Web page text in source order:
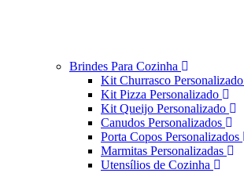
Brindes Para Cozinha
Kit Churrasco Personalizado
Kit Pizza Personalizado
Kit Queijo Personalizado
Canudos Personalizados
Porta Copos Personalizados
Marmitas Personalizadas
Utensílios de Cozinha